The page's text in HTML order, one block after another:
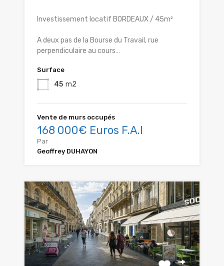
Investissement locatif BORDEAUX / 45m²
A deux pas de la Bourse du Travail, rue
perpendiculaire au cours…
Surface
45 m2
Vente de murs occupés
168 000€ Euros F.A.I
Par
Geoffrey DUHAYON